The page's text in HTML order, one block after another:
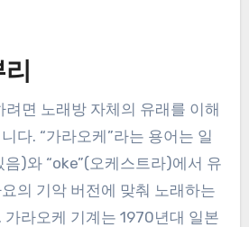
려면 노래방 자체의 유래를 이해
다. “가라오케”라는 용어는 일
음)와 “oke”(오케스트라)에서 유
의 기악 버전에 맞춰 노래하는
가라오케 기계는 1970년대 일본